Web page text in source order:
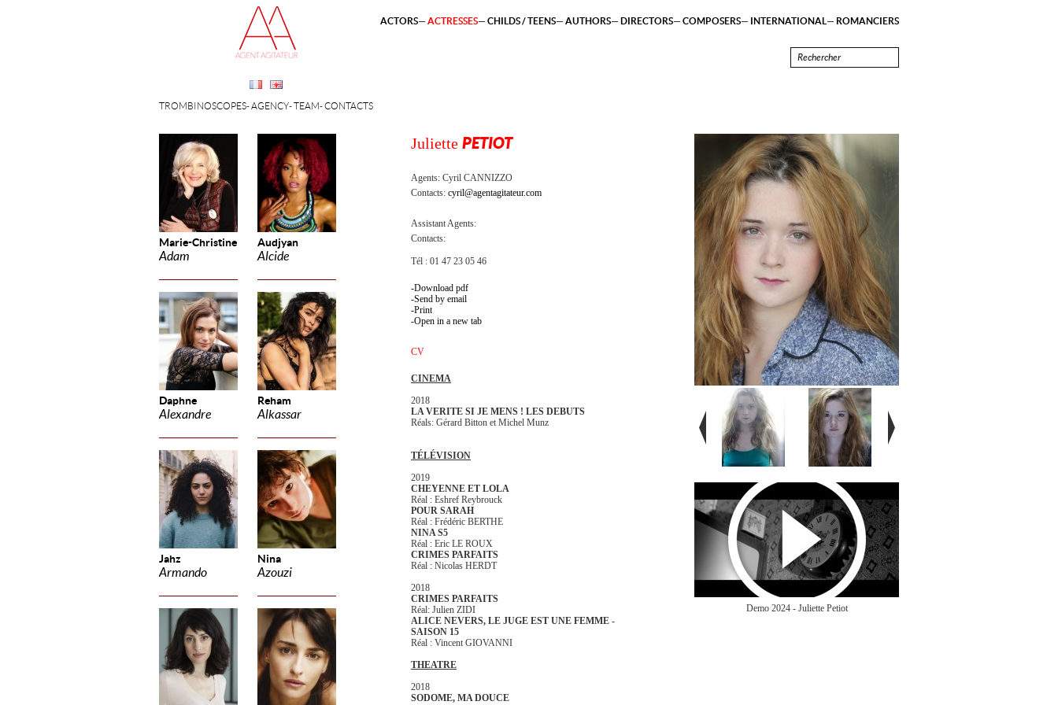
Marie-Christine
Adam
Audjyan
Alcide
Daphne
Alexandre
Reham
Alkassar
Jahz
Armando
Nina
Azouzi
TROMBINOSCOPES AGENCY TEAM CONTACTS
ACTORS ACTRESSES CHILDS / TEENS AUTHORS DIRECTORS COMPOSERS INTERNATIONAL ROMANCIERS
Juliette PETIOT
Agents: Cyril CANNIZZO
Contacts: cyril@agentagitateur.com
Assistant Agents:
Contacts:
Tél : 01 47 23 05 46
Download pdf
Send by email
Print
Open in a new tab
CV
CINEMA
2018
LA VERITE SI JE MENS ! LES DEBUTS
Réals: Gérard Bitton et Michel Munz
TÉLÉVISION
2019
CHEYENNE ET LOLA
Réal : Eshref Reybrouck
POUR SARAH
Réal : Frédéric BERTHE
NINA S5
Réal : Eric LE ROUX
CRIMES PARFAITS
Réal : Nicolas HERDT
2018
CRIMES PARFAITS
Réal: Julien ZIDI
ALICE NEVERS, LE JUGE EST UNE FEMME -
SAISON 15
Réal : Vincent GIOVANNI
THEATRE
2018
SODOME, MA DOUCE
Demo 2024 - Juliette Petiot